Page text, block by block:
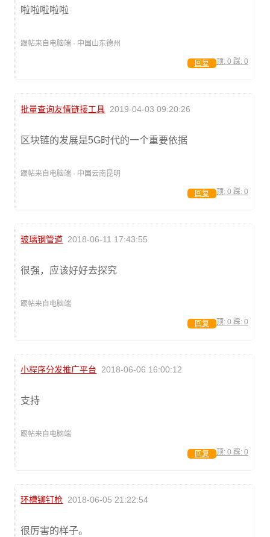
啦啦啦啦啦
跟帖来自电脑端 · 中国山东德州
顶: 0 踩: 0
回复
批量查询友情链接工具 2019-04-03 09:20:26
区块链的发展是5G时代的一个重要依据
跟帖来自电脑端 · 中国云南昆明
顶: 0 踩: 0
回复
玻璃钢管道 2018-06-11 17:43:55
很强，应该好好去探究
跟帖来自电脑端
顶: 0 踩: 0
回复
小程序分发推广平台 2018-06-06 16:00:12
支持
跟帖来自电脑端
顶: 0 踩: 0
回复
环槽铆钉枪 2018-06-05 21:22:54
很厉害的样子。